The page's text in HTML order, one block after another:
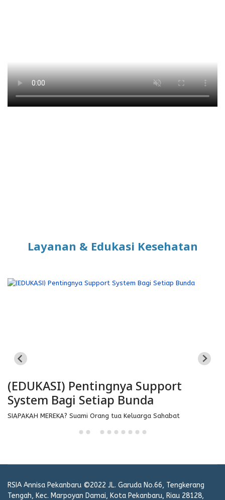
Layanan & Edukasi Kesehatan
(EDUKASI) Pentingnya Support
System Bagi Setiap Bunda
SIAPAKAH MEREKA? Suami Orang tua Keluarga Sahabat
RSIA Annisa Pekanbaru ©2022 JL. Garuda No.66, Tengkerang
Tengah, Kec. Marpoyan Damai, Kota Pekanbaru, Riau 28128,